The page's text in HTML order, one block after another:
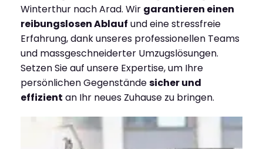
Winterthur nach Arad. Wir garantieren einen
reibungslosen Ablauf und eine stressfreie
Erfahrung, dank unseres professionellen Teams
und massgeschneiderter Umzugslösungen.
Setzen Sie auf unsere Expertise, um Ihre
persönlichen Gegenständesicher und
effizient an Ihr neues Zuhause zu bringen.